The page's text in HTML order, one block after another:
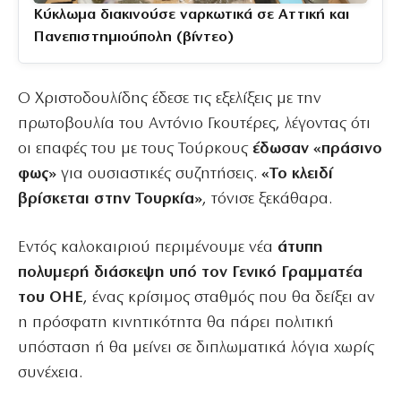
Κύκλωμα διακινούσε ναρκωτικά σε Αττική και
Πανεπιστημιούπολη (βίντεο)
Ο Χριστοδουλίδης έδεσε τις εξελίξεις με την
πρωτοβουλία του Αντόνιο Γκουτέρες, λέγοντας ότι
οι επαφές του με τους Τούρκους έδωσαν «πράσινο
φως» για ουσιαστικές συζητήσεις. «Το κλειδί
βρίσκεται στην Τουρκία», τόνισε ξεκάθαρα.
Εντός καλοκαιριού περιμένουμε νέα άτυπη
πολυμερή διάσκεψη υπό τον Γενικό Γραμματέα
του ΟΗΕ, ένας κρίσιμος σταθμός που θα δείξει αν
η πρόσφατη κινητικότητα θα πάρει πολιτική
υπόσταση ή θα μείνει σε διπλωματικά λόγια χωρίς
συνέχεια.